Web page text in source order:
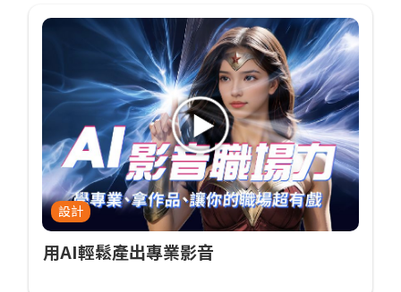
設計
用AI輕鬆產出專業影音